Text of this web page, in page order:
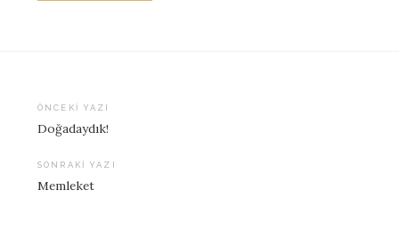
Yazı
dolaşımı
ÖNCEKI YAZI
Doğadaydık!
SONRAKI YAZI
Memleket